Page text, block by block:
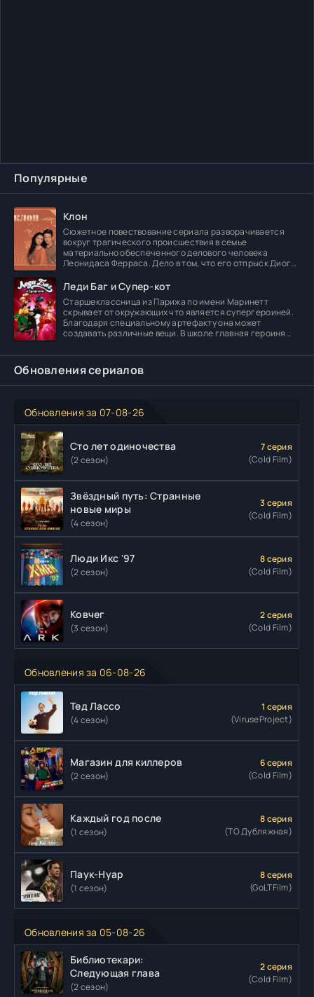
Популярные
Клон
Сюжетное повествование сериала разворачивается
вокруг трагического происшествия в семье
материально обеспеченного делового человека
Леонидаса Ферраса. Дело в том, что его отпрыск Диога
Леди Баг и Супер-кот
Старшеклассница из Парижа по имени Маринетт
скрывает от окружающих что является супергероиней.
Благодаря специальному артефакту она может
создавать различные вещи. В школе главная героиня
Обновления сериалов
Обновления за 07-08-26
Сто лет одиночества
(2 сезон)
7 серия
(Cold Film)
Звёздный путь: Странные
новые миры
(4 сезон)
3 серия
(Cold Film)
Люди Икс '97
(2 сезон)
8 серия
(Cold Film)
Ковчег
(3 сезон)
2 серия
(Cold Film)
Обновления за 06-08-26
Тед Лассо
(4 сезон)
1 серия
(ViruseProject)
Магазин для киллеров
(2 сезон)
6 серия
(Cold Film)
Каждый год после
(1 сезон)
8 серия
(ТО Дубляжная)
Паук-Нуар
(1 сезон)
8 серия
(GoLTFilm)
Обновления за 05-08-26
Библиотекари:
Следующая глава
(2 сезон)
2 серия
(Cold Film)